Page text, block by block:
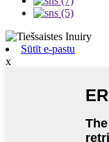
Sūtīt e-pastu
x